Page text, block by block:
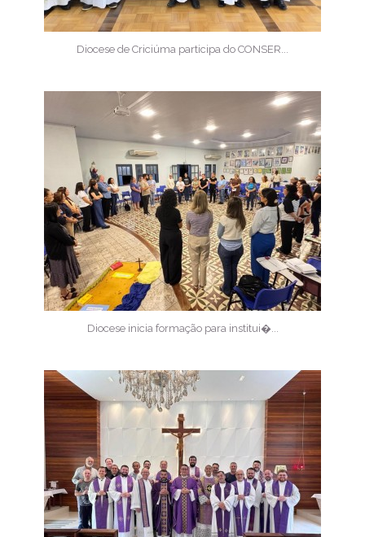
Diocese de Criciúma participa do CONSER...
Diocese inicia formação para institui�...